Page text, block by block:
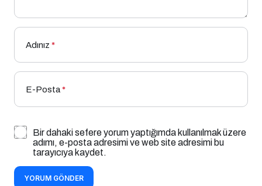
Adınız *
E-Posta*
Bir dahaki sefere yorum yaptığımda kullanılmak üzere
adımı, e-posta adresimi ve web site adresimi bu
tarayıcıya kaydet.
YORUM GÖNDER